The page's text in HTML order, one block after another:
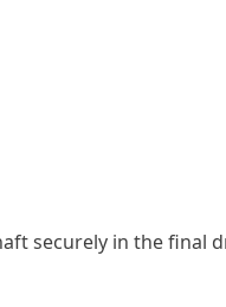
securely in the